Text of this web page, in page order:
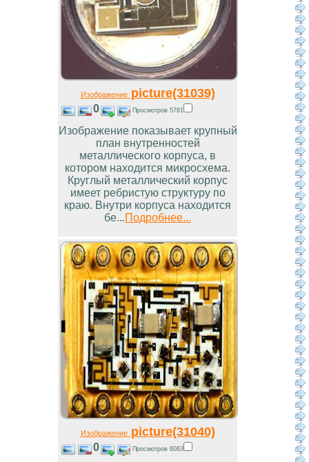
Изображениеpicture(31039)
0 Просмотров 5781
Изображение показывает крупный
план внутренностей
металлического корпуса, в
котором находится микросхема.
Круглый металлический корпус
имеет ребристую структуру по
краю. Внутри корпуса находится
бе...Подробнее...
Изображениеpicture(31040)
0 Просмотров 6063